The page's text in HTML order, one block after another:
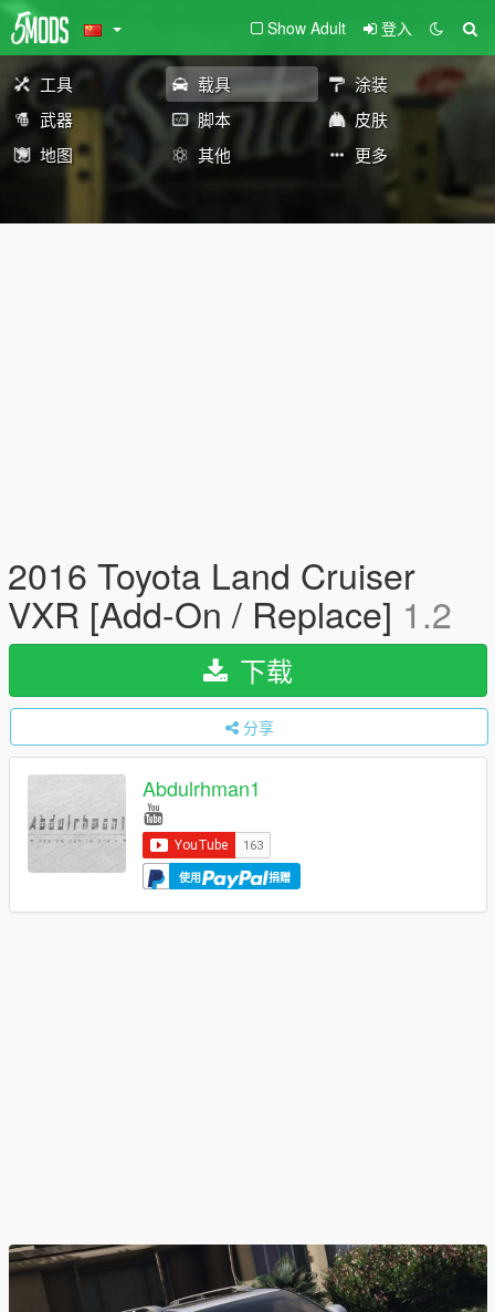
Show Adult 登入
工具 载具
涂装
武器
脚本
皮肤
地图
其他 更多
2016 Toyota Land Cruiser
VXR [Add-On / Replace] 1.2
下载
分享
Abdulrhman1
使用 捐赠